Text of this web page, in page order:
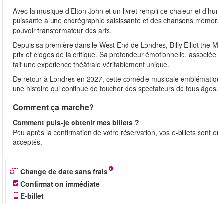
Avec la musique d’Elton John et un livret rempli de chaleur et
puissante à une chorégraphie saisissante et des chansons
pouvoir transformateur des arts.
Depuis sa première dans le West End de Londres, Billy Elliot the
prix et éloges de la critique. Sa profondeur émotionnelle,
fait une expérience théâtrale véritablement unique.
De retour à Londres en 2027, cette comédie musicale
une histoire qui continue de toucher des spectateurs de tous âges.
Comment ça marche?
Comment puis-je obtenir mes billets ?
Peu après la confirmation de votre réservation, vos e-billets sont
acceptés.
Change de date sans frais
Confirmation immédiate
E-billet